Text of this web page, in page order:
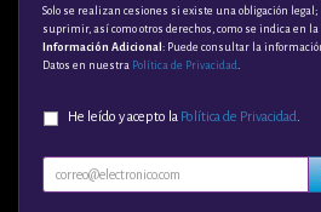
Solo se realizan cesiones si existe una obligación legal;
suprimir, así como otros derechos, como se indica en
Información Adicional : Puede consultar la
Datos en nuestra Política de Privacidad.
He leído y acepto la Política de Privacidad.